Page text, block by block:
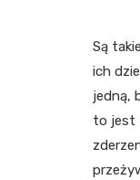
Są
ich
jedną,
to jest